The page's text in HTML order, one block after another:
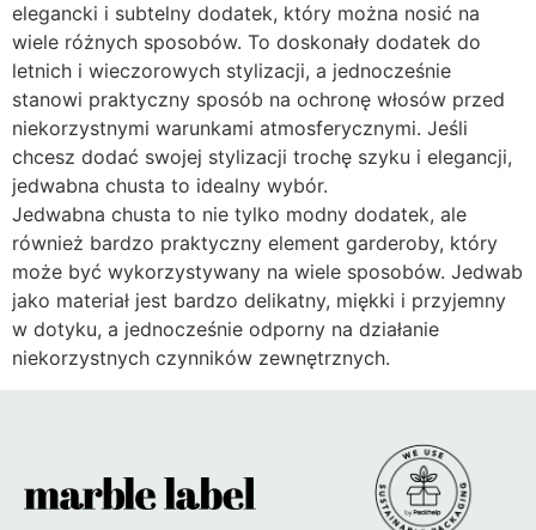
elegancki i subtelny dodatek, który można nosić na
wiele różnych sposobów. To doskonały dodatek do
letnich i wieczorowych stylizacji, a jednocześnie
stanowi praktyczny sposób na ochronę włosów przed
niekorzystnymi warunkami atmosferycznymi. Jeśli
chcesz dodać swojej stylizacji trochę szyku i elegancji,
jedwabna chusta to idealny wybór.
Jedwabna chusta to nie tylko modny dodatek, ale
również bardzo praktyczny element garderoby, który
może być wykorzystywany na wiele sposobów. Jedwab
jako materiał jest bardzo delikatny, miękki i przyjemny
w dotyku, a jednocześnie odporny na działanie
niekorzystnych czynników zewnętrznych.